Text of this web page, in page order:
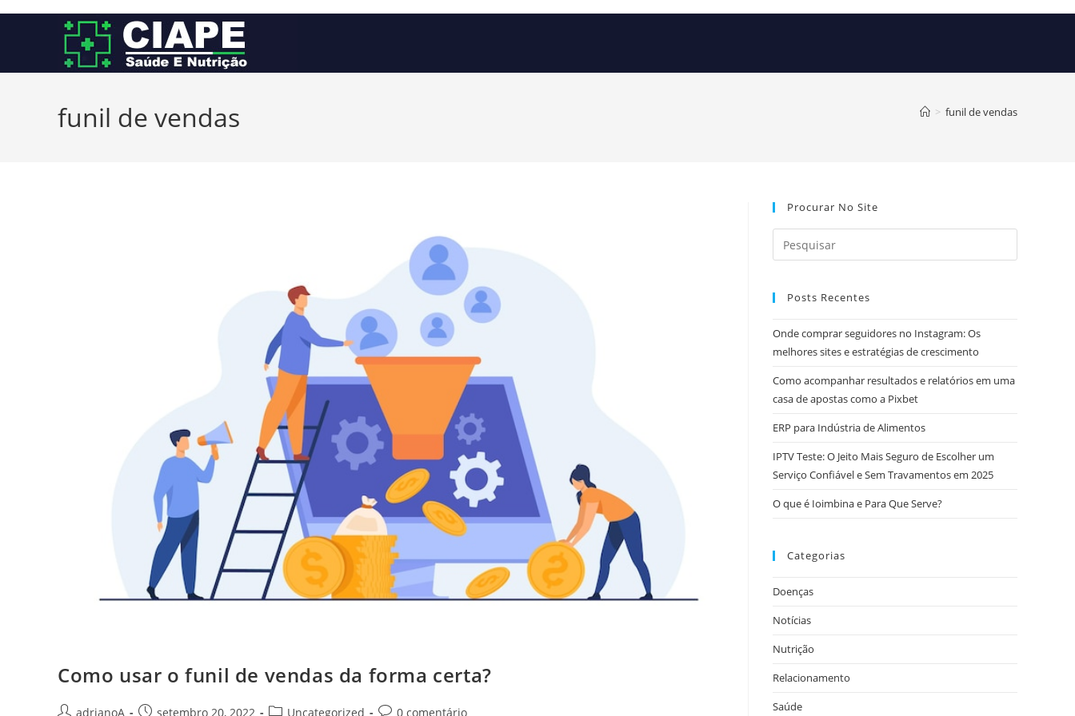
conteúdo
funil de vendas > funil de vendas
Como usar o funil de vendas da forma certa?
AutoradrianoA Postsetembro 20, 2022 Categoria
Uncategorized Comentários
0 comentário
Procurar No Site
Posts Recentes
Onde comprar seguidores no Instagram: Os
melhores sites e estratégias de crescimento
Como acompanhar resultados e relatórios em uma
casa de apostas como a Pixbet
ERP para Indústria de Alimentos
IPTV Teste: O Jeito Mais Seguro de Escolher um
Serviço Confiável e Sem Travamentos em 2025
O que é Ioimbina e Para Que Serve?
Categorias
Doenças
Notícias
Nutrição
Relacionamento
Saúde